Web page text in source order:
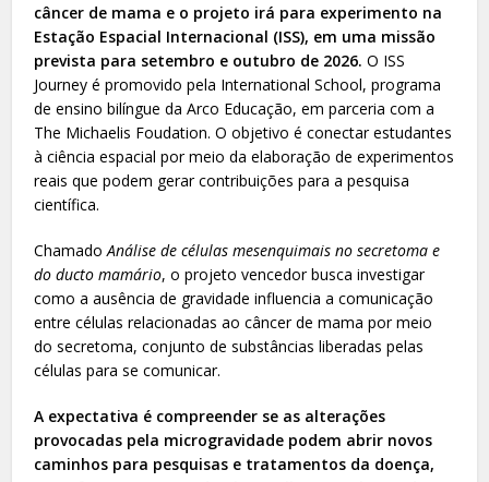
câncer de mama e o projeto irá para experimento na
Estação Espacial Internacional (ISS), em uma missão
prevista para setembro e outubro de 2026. O ISS
Journey é promovido pela International School, programa
de ensino bilíngue da Arco Educação, em parceria com a
The Michaelis Foudation. O objetivo é conectar estudantes
à ciência espacial por meio da elaboração de experimentos
reais que podem gerar contribuições para a pesquisa
científica.
ChamadoAnálise de células mesenquimais no secretoma e
do ducto mamário, o projeto vencedor busca investigar
como a ausência de gravidade influencia a comunicação
entre células relacionadas ao câncer de mama por meio
do secretoma, conjunto de substâncias liberadas pelas
células para se comunicar.
A expectativa é compreender se as alterações
provocadas pela microgravidade podem abrir novos
caminhos para pesquisas e tratamentos da doença,